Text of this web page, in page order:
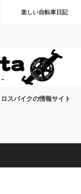
楽しい自転車日記
スバイクの情報サイト